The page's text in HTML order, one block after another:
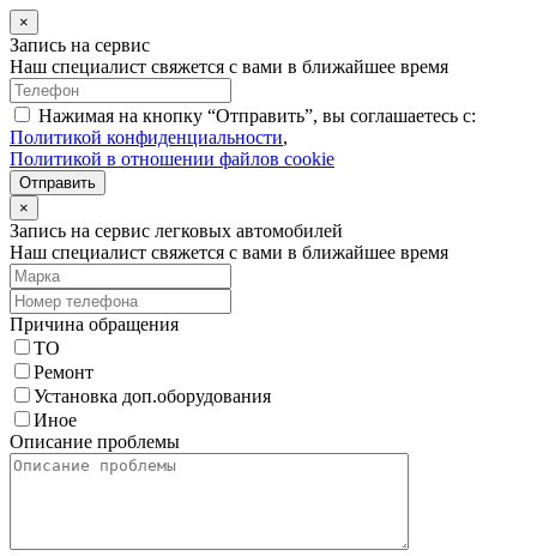
×
Запись на сервис
Наш специалист свяжется с вами в ближайшее время
Нажимая на кнопку “Отправить”, вы соглашаетесь с:
Политикой конфиденциальности,
Политикой в отношении файлов cookie
Отправить
×
Запись на сервис легковых автомобилей
Наш специалист свяжется с вами в ближайшее время
Причина обращения
ТО
Ремонт
Установка доп.оборудования
Иное
Описание проблемы